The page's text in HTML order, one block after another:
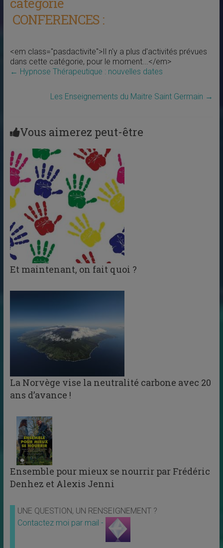
CONFERENCES :
<em class="pasdactivite">Il n'y a plus d'activités prévues
dans cette catégorie, pour le moment...</em>
← Hypnose Thérapeutique : nouvelles dates
Les Enseignements du Maitre Saint Germain →
Vous aimerez peut-être
Et maintenant, on fait quoi ?
La Norvège vise la neutralité carbone avec 20
ans d’avance !
Ensemble pour mieux se nourrir par Frédéric
Denhez et Alexis Jenni
UNE QUESTION, UN RENSEIGNEMENT ?
Contactez moi par mail -